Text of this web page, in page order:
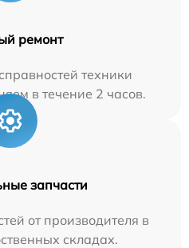
ремонт
техники
в течение 2 часов.
запчасти
от производителя в
складах.